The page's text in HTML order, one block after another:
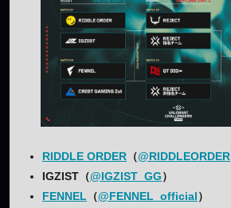
RIDDLE ORDER （@RIDDLEORDER
IGZIST（@IGZIST_GG）
FENNEL （@FENNEL_official）